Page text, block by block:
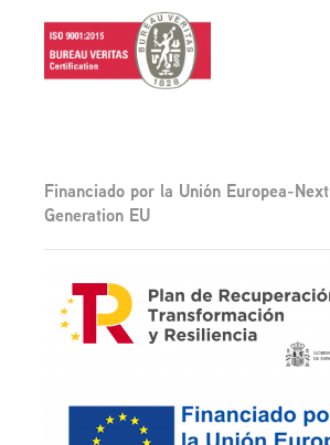
Financiado por la Unión Europea-Next
Generation EU